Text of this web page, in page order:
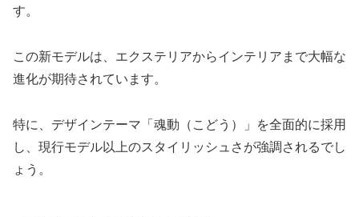
す。
この新モデルは、エクステリアからインテリアまで大幅な
進化が期待されています。
特に、デザインテーマ「魂動（こどう）」を全面的に採用
し、現行モデル以上のスタイリッシュさが強調されるでし
ょう。